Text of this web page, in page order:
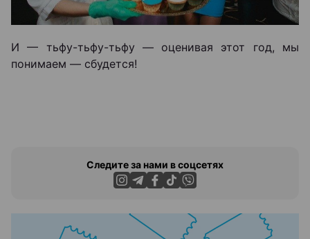
И — тьфу-тьфу-тьфу — оценивая этот год, мы
понимаем — сбудется!
Следите за нами в соцсетях